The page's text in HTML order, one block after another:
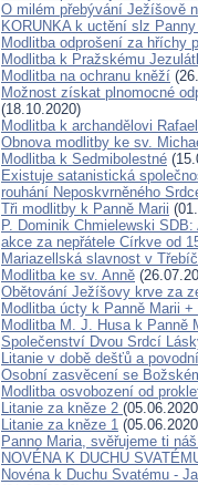
O milém přebývání Ježíšově
KORUNKA k uctění slz
Modlitba odprošení za hříchy
Modlitba k Pražskému
Modlitba na ochranu kněží
Možnost získat plnomocné
(18.10.2020)
Modlitba k archandělovi
Obnova modlitby ke sv.
Modlitba k Sedmibolestné
Existuje satanistická
rouhání Neposkvrněného
Tři modlitby k Panně Marii
P. Dominik Chmielewski
akce za nepřátele Církve od
Mariazellská slavnost v
Modlitba ke sv. Anně
Obětování Ježíšovy krve za
Modlitba úcty k Panně Marii
Modlitba M. J. Husa k Panně
Společenství Dvou Srdcí
Litanie v době dešťů a povodní
Osobní zasvěcení se
Modlitba osvobození od
Litanie za kněze 2
Litanie za kněze 1
Panno Maria, svěřujeme ti
NOVÉNA K DUCHU
Novéna k Duchu Svatému -